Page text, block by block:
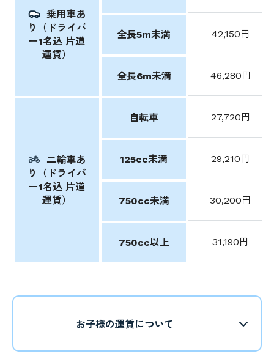
乗用車あ
り（ドライバ
ー1名込 片道
運賃）
全長5m未満 42,150円
全長6m未満 46,280円
二輪車あ
り（ドライバ
ー1名込 片道
運賃）
自転車 27,720円
125cc未満 29,210円
750cc未満 30,200円
750cc以上 31,190円
お子様の運賃について